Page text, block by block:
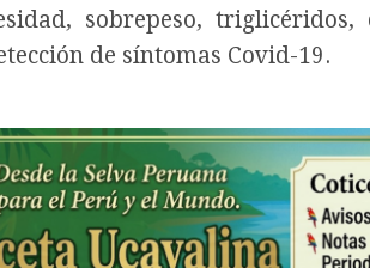
sobrepeso,
de síntomas Covid-19.